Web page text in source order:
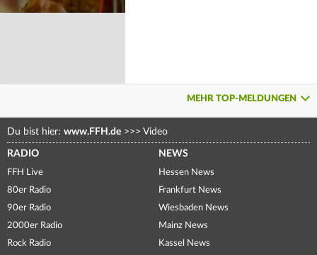
MEHR TOP-MELDUNGEN
Du bist hier: www.FFH.de >>> Video
RADIO
FFH Live
80er Radio
90er Radio
2000er Radio
Rock Radio
NEWS
Hessen News
Frankfurt News
Wiesbaden News
Mainz News
Kassel News